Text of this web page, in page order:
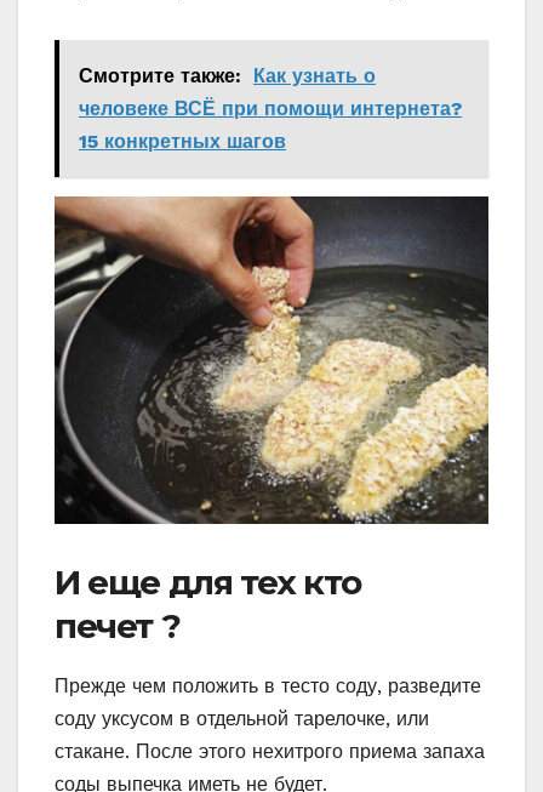
Смотрите также:
Как узнать о
человеке ВСЁ при помощи интернета?
15 конкретных шагов
И еще для тех кто
печет ?
Прежде чем положить в тесто соду, разведите
соду уксусом в отдельной тарелочке, или
стакане. После этого нехитрого приема запаха
соды выпечка иметь не будет.